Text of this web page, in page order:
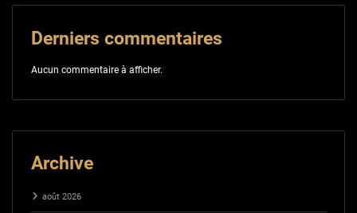
Derniers commentaires
Aucun commentaire à afficher.
Archive
août 2026